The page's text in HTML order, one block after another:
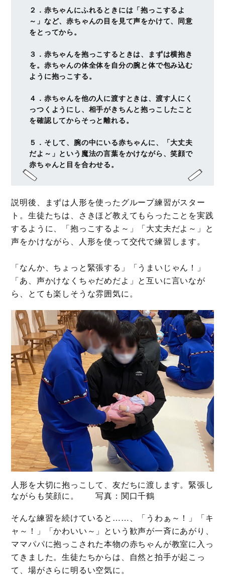
２．赤ちゃんにふれるときには「抱っこするよ
～」など、赤ちゃんの目を見て声をかけて、同意
をとってから。
３．赤ちゃんを抱っこするときは、まずは横抱き
を。赤ちゃんの体全体を自分の腕と体で包み込む
ように抱っこする。
４．赤ちゃんを他の人に渡すときは、渡す人にく
っつくようにし、相手がきちんと抱っこしたこと
を確認してからそっと離れる。
５．そして、腕の中にいる赤ちゃんに、「大丈夫
だよ～」という魔法の言葉をかけながら、笑顔で
赤ちゃんと目を合わせる。
説明後、まずは人形を使ったグループ練習がスター
ト。生徒たちは、さきほど教えてもらったことを実践
するように、「抱っこするよ～」「大丈夫だよ～」と
声をかけながら、人形を使って交代で練習します。
「なんか、ちょっと緊張する」「うまいじゃん！」
「あ、声かけなくちゃだめだよ」と互いに言いなが
ら、とても楽しそうな雰囲気に。
人形を大切に抱っこして、友だちに渡します。緊張し
ながらも笑顔に。 写真：関口千鶴
そんな練習を続けていると……、「うわぁ～！」「キ
ャ～！」「かわいい～」という歓声が一斉にあがり、
ママパパに抱っこされた本物の赤ちゃんが教室に入っ
てきました。生徒たちからは、自然と拍手が起こっ
て、場がさらに明るい空気に。